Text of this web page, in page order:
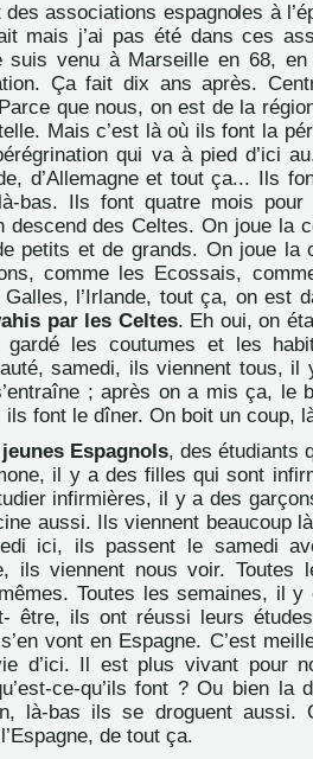
associations espagnoles à
mais j’ai pas été dans ces
suis venu à Marseille en 68,
Ça fait dix ans après.
que nous, on est de la
Mais c’est là où ils font la
qui va à pied d’ici
d’Allemagne et tout ça... Ils
là-bas. Ils font quatre mois
descend des Celtes. On joue la
petits et de grands. On joue la
comme les Ecossais,
l’Irlande, tout ça, on est
par les Celtes. Eh oui, on
les coutumes et les
samedi, ils viennent tous, il
; après on a mis ça, le
ils font le dîner. On boit un coup,
jeunes Espagnols, des étudiants
il y a des filles qui sont
infirmières, il y a des
aussi. Ils viennent beaucoup
ici, ils passent le samedi
ils viennent nous voir. Toutes
Toutes les semaines, il y
être, ils ont réussi leurs
vont en Espagne. C’est
d’ici. Il est plus vivant pour
ce-qu’ils font ? Ou bien la
là-bas ils se droguent aussi.
de tout ça.